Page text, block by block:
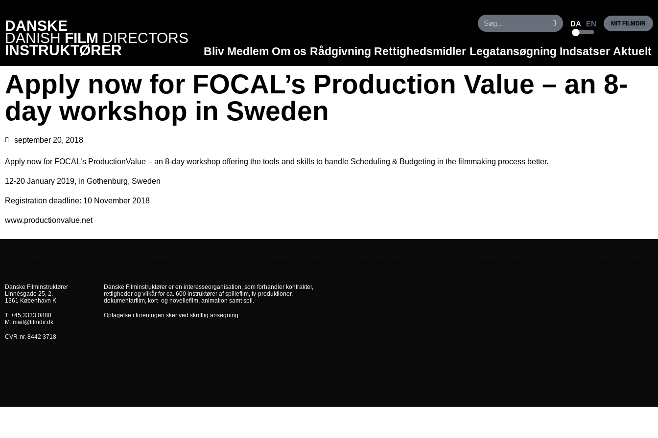
DANSKE
DANISH FILM DIRECTORS
INSTRUKTØRER
DA EN MIT FILMDIR
Bliv Medlem Om os Rådgivning Rettighedsmidler Legatansøgning Indsatser Aktuelt
Apply now for FOCAL’s Production Value – an 8-
day workshop in Sweden
september 20, 2018
Apply now for FOCAL’s ProductionValue – an 8-day workshop offering the tools and skills to handle Scheduling & Budgeting in the filmmaking process better.
12-20 January 2019, in Gothenburg, Sweden
Registration deadline: 10 November 2018
www.productionvalue.net
Danske Filminstruktører
Linnésgade 25, 2.
1361 København K
T: +45 3333 0888
M: mail@filmdir.dk
CVR-nr. 8442 3718
Danske Filminstruktører er en interesseorganisation, som forhandler kontrakter,
rettigheder og vilkår for ca. 600 instruktører af spillefilm, tv-produktioner,
dokumentarfilm, kort- og novellefilm, animation samt spil.
Optagelse i foreningen sker ved skriftlig ansøgning.